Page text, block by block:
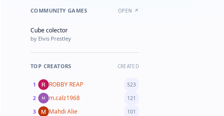
COMMUNITY GAMES OPEN ↗
★ FEATURED
Cube colector
by Elvis Prestley
TOP CREATORS CREATED
1 ROBBY REAP 523
2 m.calz1968 121
3 Mahdi Alie 101